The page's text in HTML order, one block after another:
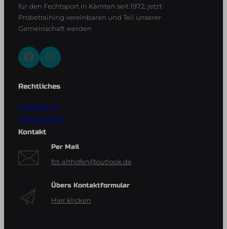
für den Fechtsport in Kärnten seit 1972, jetzt
Probetraining vereinbaren und Teil unserer
Gemeinschaft werden
Facebook Instagram
Rechtliches
Impressum
Datenschutz
Kontakt
Per Mail
fct-althofen@outlook.de
Übers Kontaktformular
Hier klicken